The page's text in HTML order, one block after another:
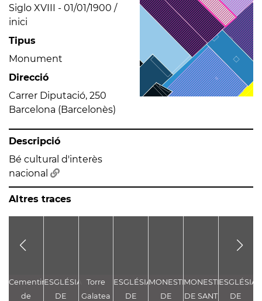
Siglo XVIII - 01/01/1900 /
inici
Tipus
Monument
Direcció
Carrer Diputació, 250
Barcelona (Barcelonès)
Descripció
Bé cultural d'interès
nacional
Altres traces
Cementiri
de
ESGLÉSIA
DE
Torre
Galatea
ESGLÉSIA
DE
MONESTIR
DE
MONESTIR
DE SANT
ESGLÉSIA
DE